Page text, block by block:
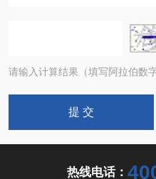
请输入计算结果（填写阿拉伯数
热线电话：